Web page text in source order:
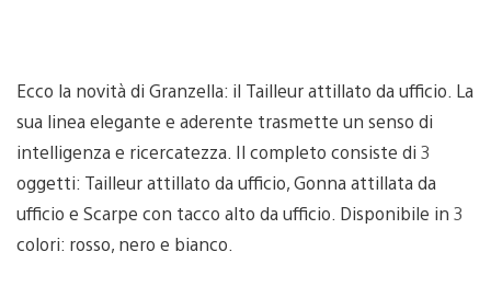
Ecco la novità di Granzella: il Tailleur attillato da ufficio. La
sua linea elegante e aderente trasmette un senso di
intelligenza e ricercatezza. Il completo consiste di 3
oggetti: Tailleur attillato da ufficio, Gonna attillata da
ufficio e Scarpe con tacco alto da ufficio. Disponibile in 3
colori: rosso, nero e bianco.